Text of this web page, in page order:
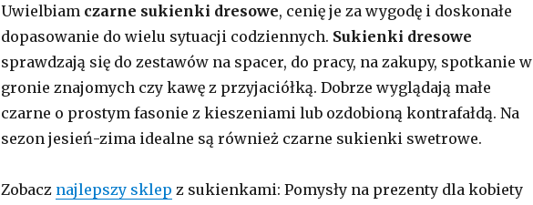
Uwielbiamczarne sukienki dresowe, cenię je za wygodę i doskonałe
dopasowanie do wielu sytuacji codziennych. Sukienki dresowe
sprawdzają się do zestawów na spacer, do pracy, na zakupy, spotkanie w
gronie znajomych czy kawę z przyjaciółką. Dobrze wyglądają małe
czarne o prostym fasonie z kieszeniami lub ozdobioną kontrafałdą. Na
sezon jesień-zima idealne są również czarne sukienki swetrowe.
Zobacz najlepszy sklep z sukienkami: Pomysły na prezenty dla kobiety